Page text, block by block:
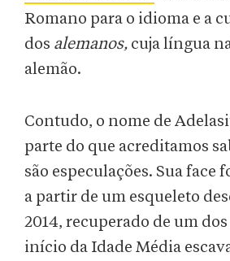
Romano para o idioma e a
dos alemanos, cuja língua
alemão.
Contudo, o nome de
parte do que acreditamos
são especulações. Sua face
a partir de um esqueleto
2014, recuperado de um
início da Idade Média